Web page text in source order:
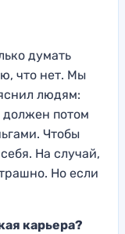
думать
что нет. Мы
людям:
должен потом
Чтобы
На случай,
Но если
карьера?